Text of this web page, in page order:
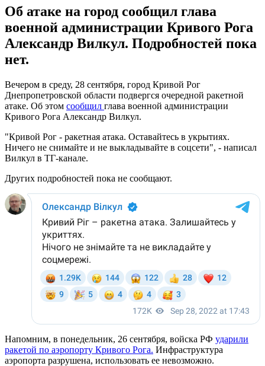
Об атаке на город сообщил глава
военной администрации Кривого Рога
Александр Вилкул. Подробностей пока
нет.
Вечером в среду, 28 сентября, город Кривой Рог
Днепропетровской области подвергся очередной ракетной
атаке. Об этом сообщил глава военной администрации
Кривого Рога Александр Вилкул.
"Кривой Рог - ракетная атака. Оставайтесь в укрытиях.
Ничего не снимайте и не выкладывайте в соцсети", - написал
Вилкул в ТГ-канале.
Других подробностей пока не сообщают.
Напомним, в понедельник, 26 сентября, войска РФ ударили
ракетой по аэропорту Кривого Рога. Инфраструктура
аэропорта разрушена, использовать ее невозможно.